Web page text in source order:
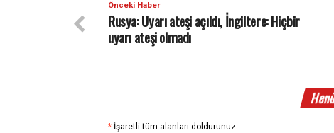
Önceki Haber
Rusya: Uyarı ateşi açıldı, İngiltere: Hiçbir
uyarı ateşi olmadı
* İşaretli tüm alanları doldurunuz.